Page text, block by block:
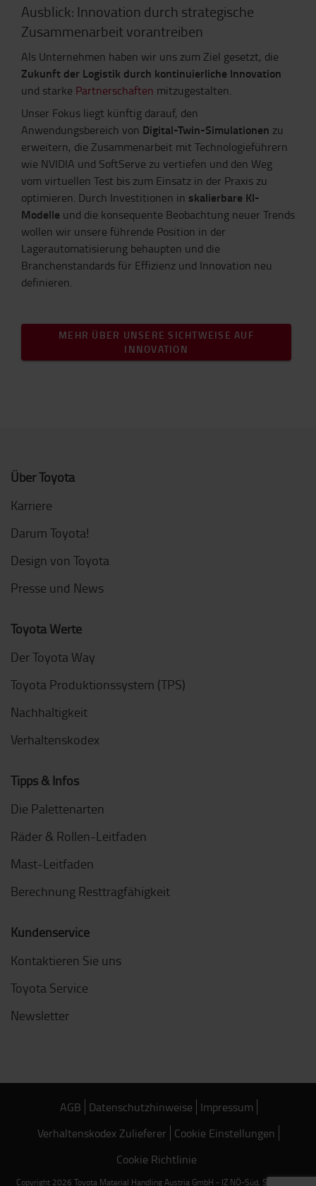
Ausblick: Innovation durch strategische
Zusammenarbeit vorantreiben
Als Unternehmen haben wir uns zum Ziel gesetzt, die
Zukunft der Logistik durch kontinuierliche Innovation
und starke Partnerschaften mitzugestalten.
Unser Fokus liegt künftig darauf, den
Anwendungsbereich von Digital-Twin-Simulationen zu
erweitern, die Zusammenarbeit mit Technologieführern
wie NVIDIA und SoftServe zu vertiefen und den Weg
vom virtuellen Test bis zum Einsatz in der Praxis zu
optimieren. Durch Investitionen in skalierbare KI-
Modelle und die konsequente Beobachtung neuer Trends
wollen wir unsere führende Position in der
Lagerautomatisierung behaupten und die
Branchenstandards für Effizienz und Innovation neu
definieren.
MEHR ÜBER UNSERE SICHTWEISE AUF
INNOVATION
Über Toyota
Karriere
Darum Toyota!
Design von Toyota
Presse und News
Toyota Werte
Der Toyota Way
Toyota Produktionssystem (TPS)
Nachhaltigkeit
Verhaltenskodex
Tipps & Infos
Die Palettenarten
Räder & Rollen-Leitfaden
Mast-Leitfaden
Berechnung Resttragfähigkeit
Kundenservice
Kontaktieren Sie uns
Toyota Service
Newsletter
AGB Datenschutzhinweise Impressum
Verhaltenskodex Zulieferer Cookie Einstellungen
Cookie Richtlinie
Copyright 2026 Toyota Material Handling Austria GmbH - IZ NÖ-Süd, Straße 18,